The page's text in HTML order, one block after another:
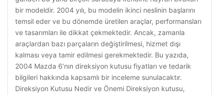
bir modeldir. 2004 yılı, bu modelin ikinci neslinin başlarını
temsil eder ve bu dönemde üretilen araçlar, performansları
ve tasarımları ile dikkat çekmektedir. Ancak, zamanla
araçlardan bazı parçaların değiştirilmesi, hizmet dışı
kalması veya tamir edilmesi gerekmektedir. Bu yazıda,
2004 Mazda 6’nın direksiyon kutusu fiyatları ve tedarik
bilgileri hakkında kapsamlı bir inceleme sunulacaktır.
Direksiyon Kutusu Nedir ve Önemi Direksiyon kutusu,